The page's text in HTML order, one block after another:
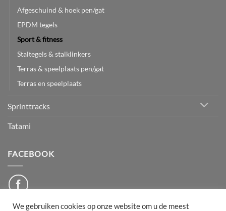
Afgeschuind & hoek pen/gat
EPDM tegels
Sport & fitness
Staltegels & stalklinkers
Terras & speelplaats pen/gat
Terras en speelplaats
Sprinttracks
Tatami
FACEBOOK
We gebruiken cookies op onze website om u de meest